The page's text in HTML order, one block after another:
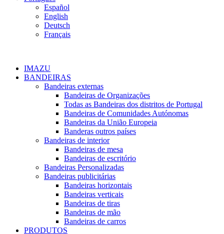
Español
English
Deutsch
Français
IMAZU
BANDEIRAS
Bandeiras externas
Bandeiras de Organizações
Todas as Bandeiras dos distritos de Portugal
Bandeiras de Comunidades Autónomas
Bandeiras da União Europeia
Banderas outros países
Bandeiras de interior
Bandeiras de mesa
Bandeiras de escritório
Bandeiras Personalizadas
Bandeiras publicitárias
Bandeiras horizontais
Bandeiras verticais
Bandeiras de tiras
Bandeiras de mão
Bandeiras de carros
PRODUTOS